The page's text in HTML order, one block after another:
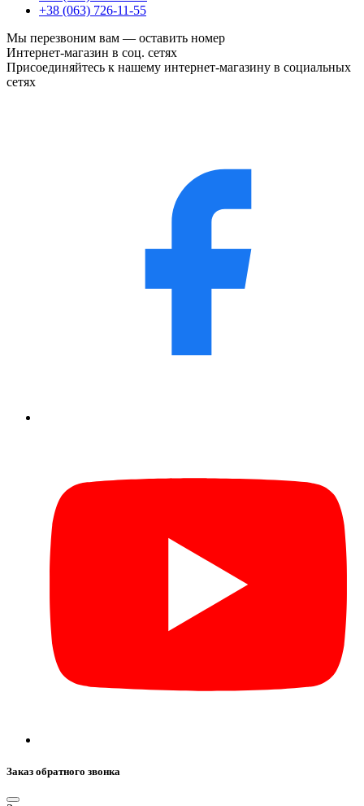
+38 (063) 726-11-55
Мы перезвоним вам — оставить номер
Интернет-магазин в соц. сетях
Присоединяйтесь к нашему интернет-магазину в социальных
сетях
Заказ обратного звонка